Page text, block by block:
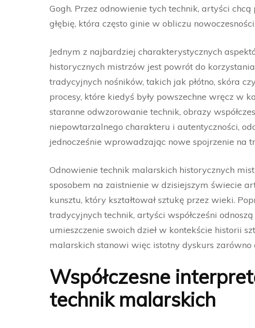
Gogh. Przez odnowienie tych technik, artyści
głębię, która często ginie w obliczu
Jednym z najbardziej charakterystycznych
historycznych mistrzów jest powrót do
tradycyjnych nośników, takich jak płótno, skóra
procesy, które kiedyś były powszechne wręcz w
staranne odwzorowanie technik, obrazy
niepowtarzalnego charakteru i autentyczności,
jednocześnie wprowadzając nowe spojrzenie na
Odnowienie technik malarskich historycznych
sposobem na zaistnienie w dzisiejszym świecie
kunsztu, który kształtował sztukę przez wieki.
tradycyjnych technik, artyści współcześni
umieszczenie swoich dzieł w kontekście historii
malarskich stanowi więc istotny dyskurs
Współczesne
technik malarskich